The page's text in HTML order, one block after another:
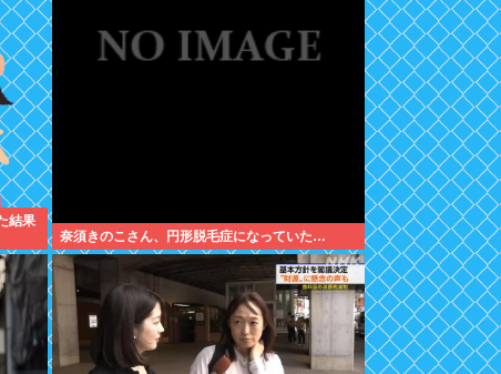
結果
奈須きのこさん、円形脱毛症になっていた…